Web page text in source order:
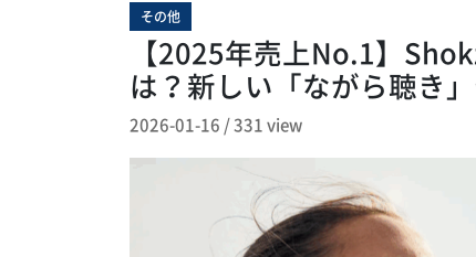
その他
【2025年売上No.1】
は？新しい「ながら聴き
2026-01-16 /331 view